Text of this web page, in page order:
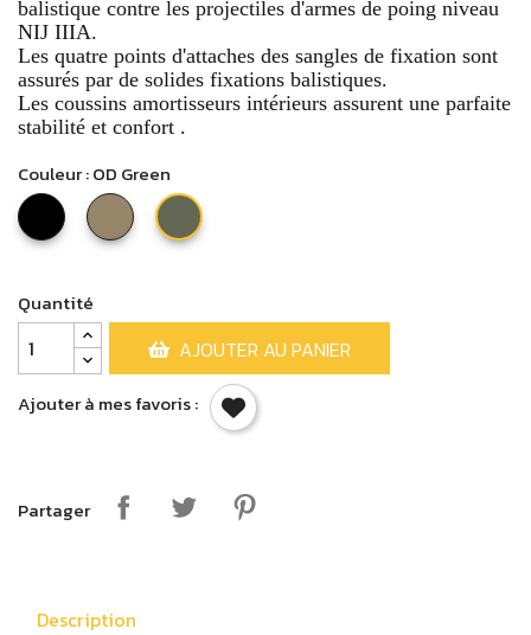
balistique contre les projectiles d'armes de poing niveau
NIJ IIIA.
Les quatre points d'attaches des sangles de fixation sont
assurés par de solides fixations balistiques.
Les coussins amortisseurs intérieurs assurent une parfaite
stabilité et confort .
Couleur : OD Green
Noir
Desert
Tan
OD
Green
Quantité
AJOUTER AU PANIER
Ajouter à mes favoris :
Partager
Description